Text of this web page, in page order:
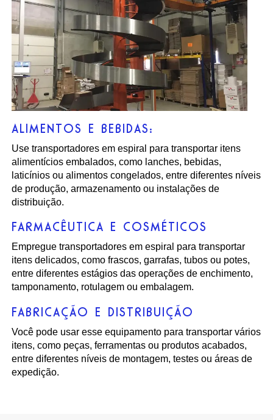
ALIMENTOS E BEBIDAS:
Use transportadores em espiral para transportar itens
alimentícios embalados, como lanches, bebidas,
laticínios ou alimentos congelados, entre diferentes níveis
de produção, armazenamento ou instalações de
distribuição.
FARMACÊUTICA E COSMÉTICOS
Empregue transportadores em espiral para transportar
itens delicados, como frascos, garrafas, tubos ou potes,
entre diferentes estágios das operações de enchimento,
tamponamento, rotulagem ou embalagem.
FABRICAÇÃO E DISTRIBUIÇÃO
Você pode usar esse equipamento para transportar vários
itens, como peças, ferramentas ou produtos acabados,
entre diferentes níveis de montagem, testes ou áreas de
expedição.